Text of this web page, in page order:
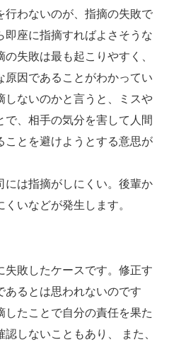
行わないのが、指摘の失敗で
即座に指摘すればよさそうな
失敗は最も起こりやすく、
原因であることがわかってい
しないのかと言うと、ミスや
で、相手の気分を害して人間
ことを避けようとする意思が
には指摘がしにくい。後輩か
いなどが発生します。
失敗したケースです。修正す
あるとは思われないのです
したことで自分の責任を果た
しないこともあり、 また、